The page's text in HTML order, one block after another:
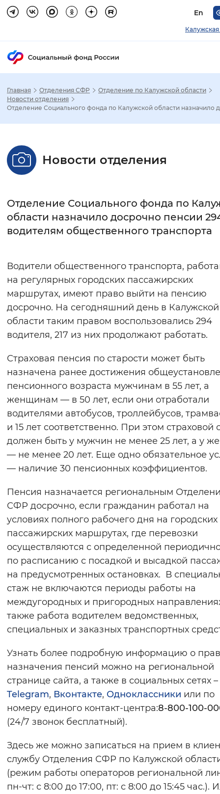
En
Калужская
Настройка режима отображения
Стандартный Увеличенный
Интервал между буквами
Цвет сайта
Монохромный Инверсивный
Синий фон
Включены Выключены
Воспроизвести Остановить
Вернуть стандартные настройки
Главная Отделения СФР
Отделение по Калужской области
Новости отделения
Отделение Социального фонда по Калужской области назначило
Новости отделения
Отделение Социального фонда по
области назначило досрочно пенсии
водителям общественного транспорта
Водители общественного транспорта,
на регулярных городских пассажирских
маршрутах, имеют право выйти на пенсию
досрочно. На сегодняшний день в Калужской
области таким правом воспользовались 294
водителя, 217 из них продолжают работать.
Страховая пенсия по старости может быть
назначена ранее достижения
пенсионного возраста мужчинам в 55 лет, а
женщинам — в 50 лет, если они отработали
водителями автобусов, троллейбусов,
и 15 лет соответственно. При этом страховой
должен быть у мужчин не менее 25 лет, а у
— не менее 20 лет. Еще одно обязательное
— наличие 30 пенсионных коэффициентов.
Пенсия назначается региональным
СФР досрочно, если гражданин работал на
условиях полного рабочего дня на городских
пассажирских маршрутах, где перевозки
осуществляются с определенной
по расписанию с посадкой и высадкой
на предусмотренных остановках. В
стаж не включаются периоды работы на
междугородных и пригородных
также работа водителем ведомственных,
специальных и заказных транспортных
Узнать более подробную информацию о
назначения пенсий можно на региональной
странице сайта, а также в социальных сетях –
Telegram, Вконтакте, Одноклассники или по
номеру единого контакт-центра:8-800-100-
(24/7 звонок бесплатный).
Здесь же можно записаться на прием в
службу Отделения СФР по Калужской
(режим работы операторов региональной
пн-чт: с 8:00 до 17:00, пт: с 8:00 до 15:45 час.).